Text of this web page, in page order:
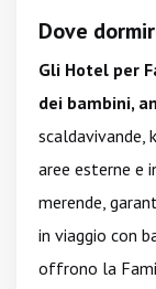
Dove
Gli Hotel per
dei bambini,
scaldavivande,
aree esterne e
merende,
in viaggio con
offrono la